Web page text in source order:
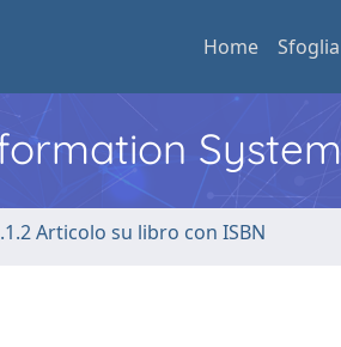
Home Sfoglia
System
Articolo su libro con ISBN